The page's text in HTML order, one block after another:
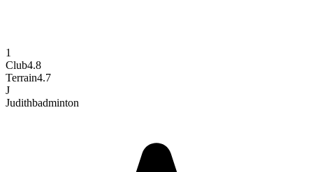
1
Club4.8
Terrain4.7
J
Judithbadminton